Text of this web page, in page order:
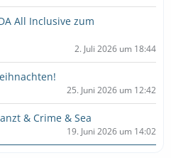
All Inclusive zum
2. Juli 2026 um 18:44
25. Juni 2026 um 12:42
& Crime & Sea
19. Juni 2026 um 14:02